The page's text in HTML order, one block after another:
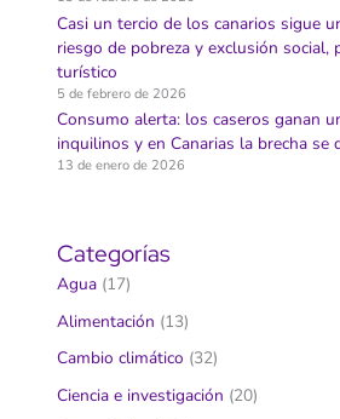
Casi un tercio de los canarios sigue
riesgo de pobreza y exclusión social,
turístico
5 de febrero de 2026
Consumo alerta: los caseros ganan
inquilinos y en Canarias la brecha se
13 de enero de 2026
Categorías
Agua (17)
Alimentación (13)
Cambio climático (32)
Ciencia e investigación (20)